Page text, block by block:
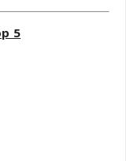
5